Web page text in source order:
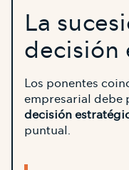
La
decisión
Los ponentes
empresarial debe
decisión
puntual.